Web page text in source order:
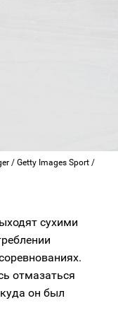
/ Getty Images Sport /
сухими
отмазаться
он был